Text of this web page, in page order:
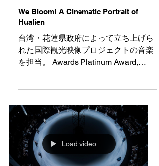
We Bloom! A Cinematic Portrait of
Hualien
台湾・花蓮県政府によって立ち上げら
れた国際観光映像プロジェクトの音楽
を担当。 Awards Platinum Award,
WAKASA / 若狭真司 /
shinji_wakasa_works Producer : FAN
CHIANG, CHUN-CHI / 范姜群季 ▶︎
MAJITREATS / 神農生活 IG /
majitreats.tw ▶︎ 花蓮觀光粉絲團FB
Load video